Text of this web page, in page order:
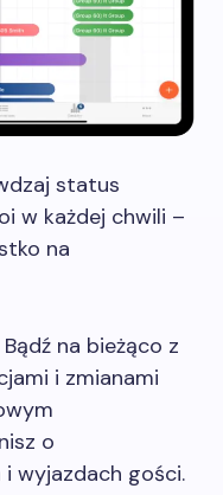
status
w każdej chwili –
na
Bądź na bieżąco z
i zmianami
o
wyjazdach gości.